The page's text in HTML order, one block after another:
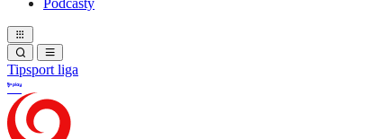
Podcasty
Tipsport liga